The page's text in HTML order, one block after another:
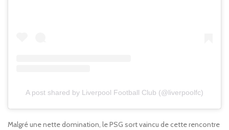
A post shared by Liverpool Football Club (@liverpoolfc)
Malgré une nette domination, le PSG sort vaincu de cette rencontre